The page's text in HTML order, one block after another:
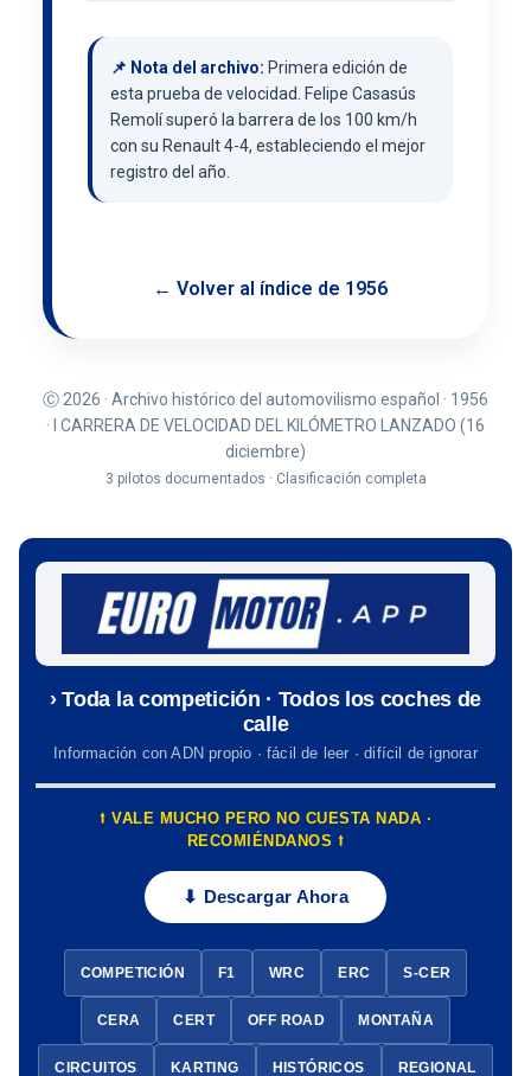
📌 Nota del archivo: Primera edición de
esta prueba de velocidad. Felipe Casasús
Remolí superó la barrera de los 100 km/h
con su Renault 4-4, estableciendo el mejor
registro del año.
← Volver al índice de 1956
Ⓒ 2026 · Archivo histórico del automovilismo español · 1956
· I CARRERA DE VELOCIDAD DEL KILÓMETRO LANZADO (16
diciembre)
3 pilotos documentados · Clasificación completa
› Toda la competición · Todos los coches de
calle
Información con ADN propio · fácil de leer · difícil de ignorar
⭡ VALE MUCHO PERO NO CUESTA NADA ·
RECOMIÉNDANOS ⭡
⬇ Descargar Ahora
COMPETICIÓN F1 WRC ERC S-CER
CERA CERT OFF ROAD MONTAÑA
CIRCUITOS KARTING HISTÓRICOS REGIONAL